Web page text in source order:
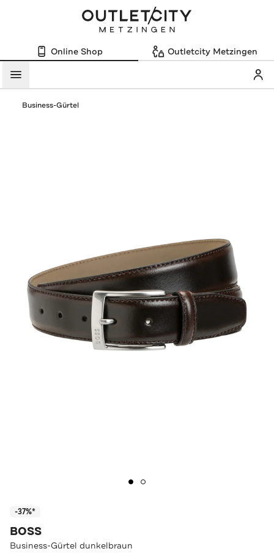
Online Shop Outletcity Metzingen
Menü
Business-Gürtel
-37%*
BOSS
Business-Gürtel dunkelbraun